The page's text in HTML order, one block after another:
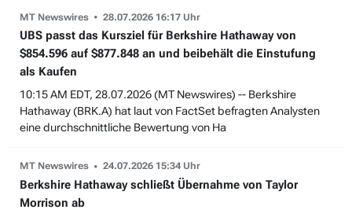
MT Newswires 28.07.2026 16:17 Uhr
UBS passt das Kursziel für Berkshire Hathaway von
$854.596 auf $877.848 an und beibehält die Einstufung
als Kaufen
10:15 AM EDT, 28.07.2026 (MT Newswires) -- Berkshire
Hathaway (BRK.A) hat laut von FactSet befragten Analysten
eine durchschnittliche Bewertung von Ha
MT Newswires 24.07.2026 15:34 Uhr
Berkshire Hathaway schließt Übernahme von Taylor
Morrison ab